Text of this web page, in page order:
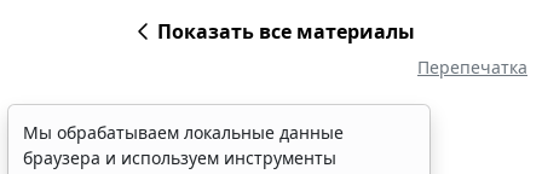
Показать все материалы
Перепечатка
Мы обрабатываем локальные данные
браузера и используем инструменты